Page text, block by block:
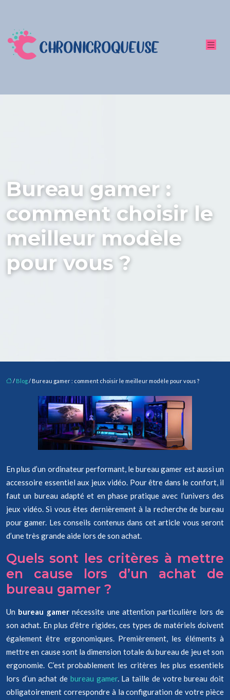
Bureau gamer :
comment choisir le
meilleur modèle
pour vous ?
/ Blog/ Bureau gamer : comment choisir le meilleur modèle pour vous ?
En plus d’un ordinateur performant, le bureau gamer est aussi un
accessoire essentiel aux jeux vidéo. Pour être dans le confort, il
faut un bureau adapté et en phase pratique avec l’univers des
jeux vidéo. Si vous êtes dernièrement à la recherche de bureau
pour gamer. Les conseils contenus dans cet article vous seront
d’une très grande aide lors de son achat.
Quels sont les critères à mettre
en cause lors d’un achat de
bureau gamer ?
Un bureau gamernécessite une attention particulière lors de
son achat. En plus d’être rigides, ces types de matériels doivent
également être ergonomiques. Premièrement, les éléments à
mettre en cause sont la dimension totale du bureau de jeu et son
ergonomie. C’est probablement les critères les plus essentiels
lors d’un achat de bureau gamer. La taille de votre bureau doit
obligatoirement correspondre à la configuration de votre pièce